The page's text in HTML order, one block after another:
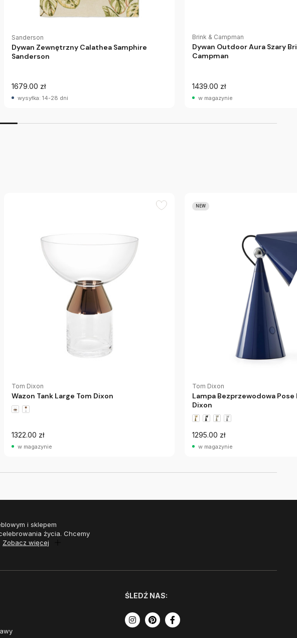
Sanderson
Dywan Zewnętrzny Calathea Samphire
Sanderson
1679.00 zł
wysyłka: 14-28 dni
Brink & Campman
Dywan Outdoor Aura Szary
Campman
1439.00 zł
w magazynie
Tom Dixon
Wazon Tank Large Tom Dixon
1322.00 zł
w magazynie
NEW
Tom Dixon
Lampa Bezprzewodowa
Dixon
1295.00 zł
w magazynie
i sklepem
życia. Chcemy
Zobacz więcej
ŚLEDŹ NAS: